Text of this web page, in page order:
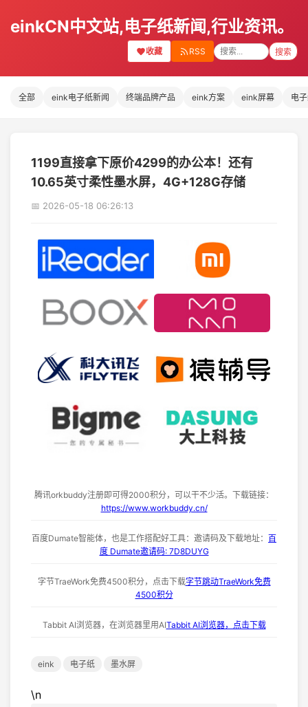
einkCN中文站,电子纸新闻,行业资讯。
收藏 RSS 搜索
全部 eink电子纸新闻 终端品牌产品 eink方案 eink屏幕 电
1199直接拿下原价4299的办公本！还有
10.65英寸柔性墨水屏，4G+128G存储
📅 2026-05-18 06:26:13
腾讯orkbuddy注册即可得2000积分，可以干不少活。下载链接：
https://www.workbuddy.cn/
百度Dumate智能体，也是工作搭配好工具：邀请码及下载地址： 百
度 Dumate邀请码: 7D8DUYG
字节TraeWork免费4500积分，点击下载字节跳动TraeWork免费
4500积分
Tabbit AI浏览器，在浏览器里用AITabbit AI浏览器，点击下载
eink 电子纸 墨水屏
\n